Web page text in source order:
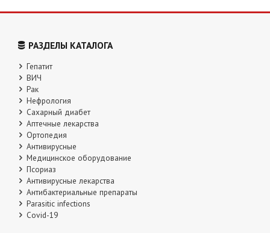
РАЗДЕЛЫ КАТАЛОГА
Гепатит
ВИЧ
Рак
Нефрология
Сахарный диабет
Аптечные лекарства
Ортопедия
Антивирусные
Медицинское оборудование
Псориаз
Антивирусные лекарства
Антибактериальные препараты
Parasitic infections
Covid-19